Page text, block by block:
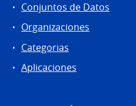
Conjuntos de Datos
Organizaciones
Categorias
Aplicaciones